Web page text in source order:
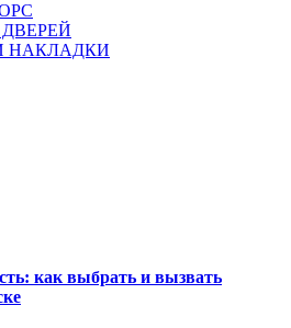
НАКЛАДКИ
как выбрать и вызвать